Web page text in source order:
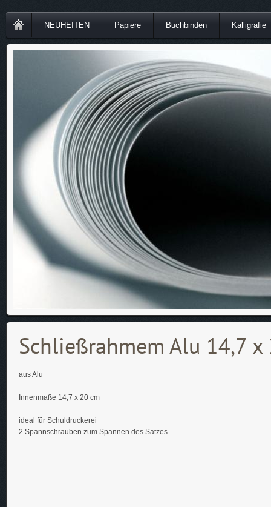
NEUHEITEN Papiere Buchbinden Kalligrafie
Schließrahmem Alu 14,7 x
aus Alu
Innenmaße 14,7 x 20 cm
ideal für Schuldruckerei
2 Spannschrauben zum Spannen des Satzes